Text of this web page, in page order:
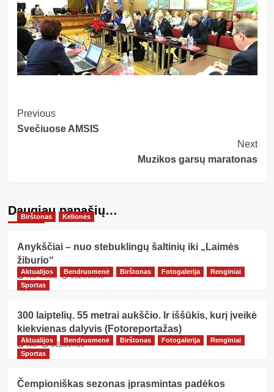
Post
Navigation
Previous
Svečiuose AMSIS
Next
Muzikos garsų maratonas
Daugiau panašių…
Birštonas Kelionės
Anykščiai – nuo stebuklingų šaltinių iki „Laimės
žiburio“
NG Media 2026/08/06
Aktualijos Bendruomenė Birštonas Fotogalerija
Renginiai
Sportas
300 laiptelių. 55 metrai aukščio. Ir iššūkis, kurį įveikė
kiekvienas dalyvis (Fotoreportažas)
NG 2026/07/21
Aktualijos Bendruomenė Birštonas Fotogalerija
Renginiai
Sportas
Čempioniškas sezonas įprasmintas padėkos